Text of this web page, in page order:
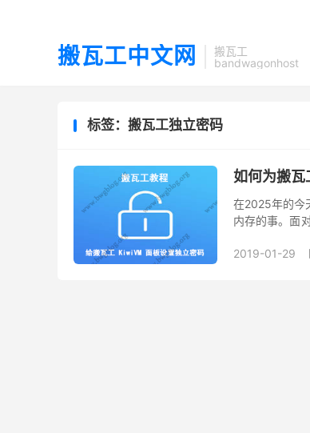
搬瓦工中文网
搬瓦工
bandwagonhost
标签：搬瓦工独立密码
如何为搬
在2025年的今
内存的事。面
2019-01-29